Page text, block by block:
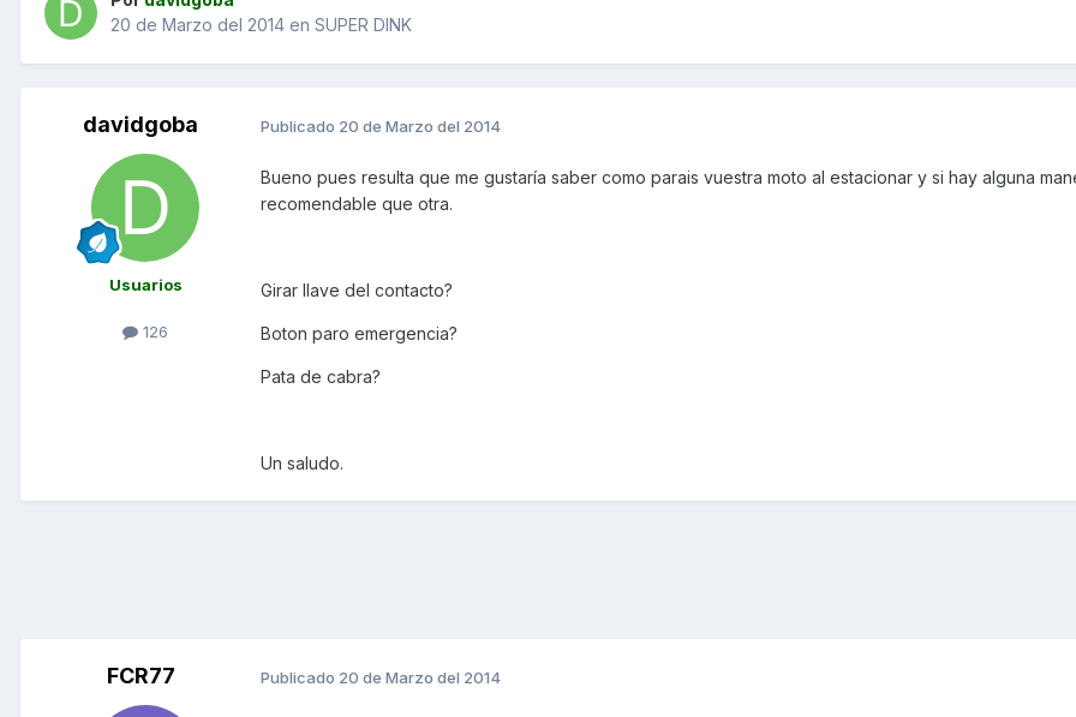
20 de Marzo del 2014 en SUPER DINK
davidgoba
Usuarios
126
Publicado 20 de Marzo del 2014
Bueno pues resulta que me gustaría saber como parais vuestra moto al estacionar y si hay alguna
recomendable que otra.
Girar llave del contacto?
Boton paro emergencia?
Pata de cabra?
Un saludo.
FCR77 Publicado 20 de Marzo del 2014